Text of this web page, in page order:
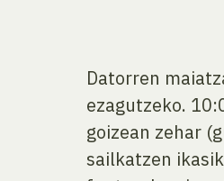
Datorren
ezagutzeko.
goizean zehar
sailkatzen